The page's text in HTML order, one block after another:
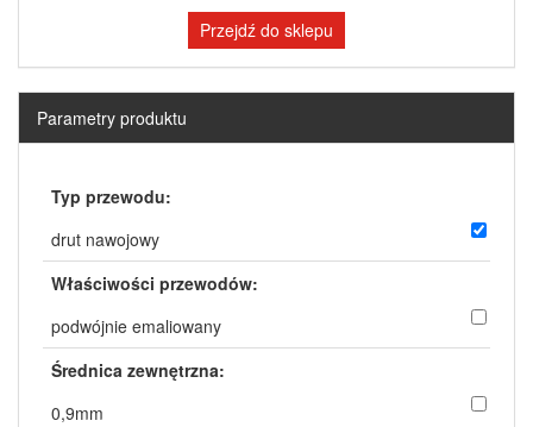
Przejdź do sklepu
Parametry produktu
Typ przewodu:
drut nawojowy
Właściwości przewodów:
podwójnie emaliowany
Średnica zewnętrzna:
0,9mm